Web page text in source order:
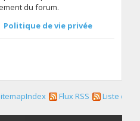
du forum.
Politique de vie privée
Flux RSS Liste des